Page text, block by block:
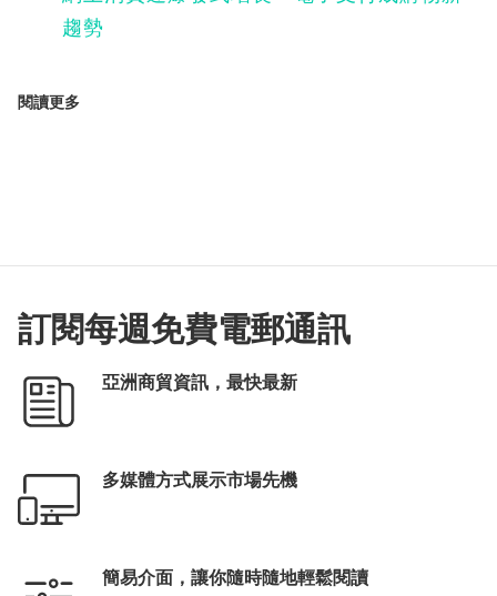
趨勢
閱讀更多
訂閱每週免費電郵通訊
亞洲商貿資訊，最快最新
多媒體方式展示市場先機
簡易介面，讓你隨時隨地輕鬆閱讀